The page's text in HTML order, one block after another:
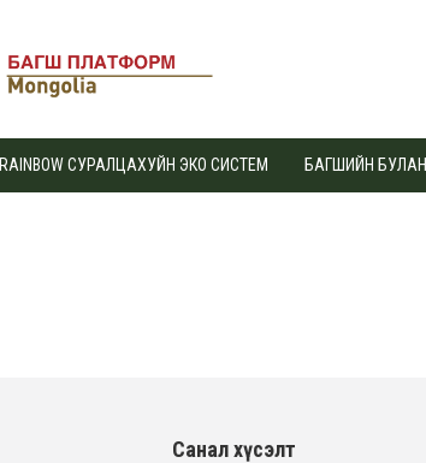
RAINBOW СУРАЛЦАХУЙН ЭКО СИСТЕМ БАГШИЙН БУЛАН
Санал хүсэлт